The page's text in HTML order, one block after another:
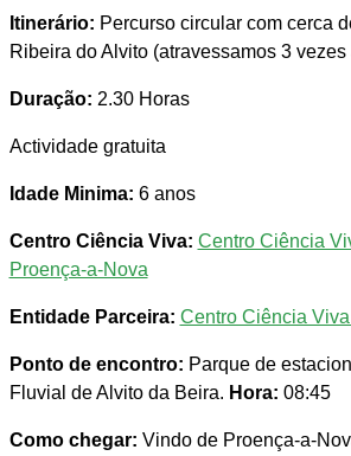
Itinerário: Percurso circular com cerca
Ribeira do Alvito (atravessamos 3 vezes
Duração: 2.30 Horas
Actividade gratuita
Idade Minima: 6 anos
Centro Ciência Viva: Centro Ciência
Proença-a-Nova
Entidade Parceira: Centro Ciência
Ponto de encontro: Parque de
Fluvial de Alvito da Beira. Hora: 08:45
Como chegar: Vindo de Proença-a-